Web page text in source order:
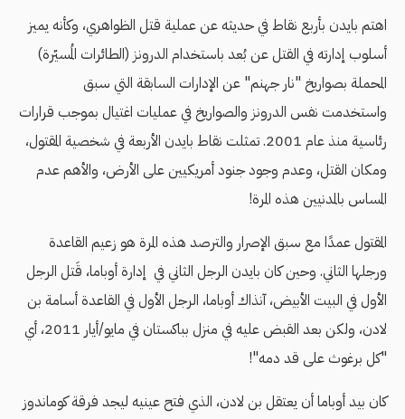
اهتم بايدن بأربع نقاط في حديثه عن عملية قتل الظواهري، وكأنه يميز
أسلوب إدارته في القتل عن بُعد باستخدام الدرونز (الطائرات المُسيّرة)
المحملة بصواريخ "نار جهنم" عن الإدارات السابقة التي سبق
واستخدمت نفس الدرونز والصواريخ في عمليات اغتيال بموجب قرارات
رئاسية منذ عام 2001. تمثلت نقاط بايدن الأربعة في شخصية المقتول،
ومكان القتل، وعدم وجود جنود أمريكيين على الأرض، والأهم عدم
المساس بالمدنيين هذه المرة!
المقتول عمدًا مع سبق الإصرار والترصد هذه المرة هو زعيم القاعدة
ورجلها الثاني. وحين كان بايدن الرجل الثاني في إدارة أوباما، قَتل الرجل
الأول في البيت الأبيض، آنذاك أوباما، الرجل الأول في القاعدة أسامة بن
لادن، ولكن بعد القبض عليه في منزل بباكستان في مايو/أيار 2011، أي
"كل برغوث على قد دمه"!
كان بيد أوباما أن يعتقل بن لادن، الذي فتح عينيه ليجد فرقة كوماندوز